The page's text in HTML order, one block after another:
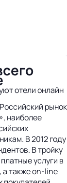
отели онлайн
рынок
наиболее
В 2012 году
В тройку
услуги в
а также on-line